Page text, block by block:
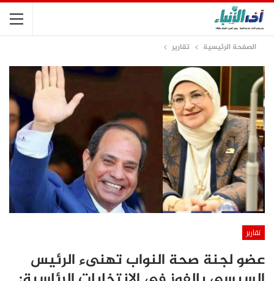
الصفحة الرئيسية تقارير
تقارير
عضو لجنة صحة النواب تهنىء الرئيس